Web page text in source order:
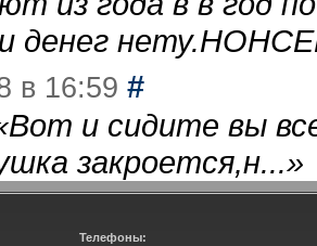
и денег
в 16:59 #
Вот и сидите вы
закроется,н...»
Телефоны: